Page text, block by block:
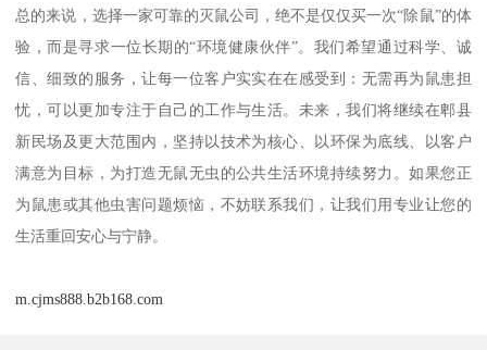
总的来说，选择一家可靠的灭鼠公司，绝不是仅仅买一次“除鼠”的体
验，而是寻求一位长期的“环境健康伙伴”。我们希望通过科学、诚
信、细致的服务，让每一位客户实实在在感受到：无需再为鼠患担
忧，可以更加专注于自己的工作与生活。未来，我们将继续在郫县
新民场及更大范围内，坚持以技术为核心、以环保为底线、以客户
满意为目标，为打造无鼠无虫的公共生活环境持续努力。如果您正
为鼠患或其他虫害问题烦恼，不妨联系我们，让我们用专业让您的
生活重回安心与宁静。
m.cjms888.b2b168.com